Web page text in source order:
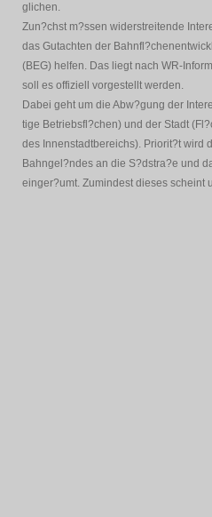
glichen.
Zun?chst m?ssen widerstreitende
das Gutachten der
(BEG) helfen. Das liegt nach WR-
soll es offiziell vorgestellt werden.
Dabei geht um die Abw?gung der
tige Betriebsfl?chen) und der Stadt
des Innenstadtbereichs). Priorit?t wird
Bahngel?ndes an die S?dstra?e und
einger?umt. Zumindest dieses scheint